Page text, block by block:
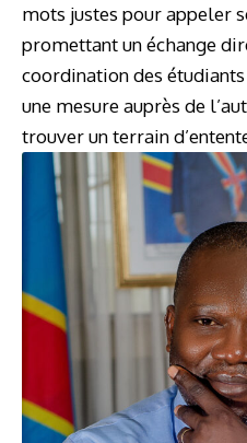
mots justes pour appeler
promettant un échange
coordination des
une mesure auprès de
trouver un terrain